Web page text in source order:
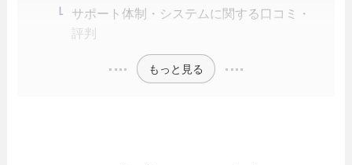
サポート体制・システムに関する口コミ・
評判
もっと見る